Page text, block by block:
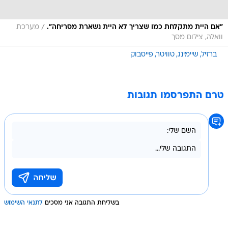
"אם היית מתקלחת כמו שצריך לא היית נשארת מסריחה". / מערכת
וואלה, צילום מסך
ברזיל שיימינג טוויטר פייסבוק
טרם התפרסמו תגובות
בשליחת התגובה אני מסכים לתנאי השימוש